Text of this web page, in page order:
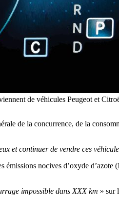
de véhicules Peugeot et
de la concurrence, de la
et continuer de vendre ces
nocives d’oxyde d’azote
impossible dans XXX km » sur